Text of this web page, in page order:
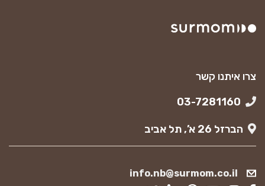
צרו איתנו קשר
הברזל 26 א’, תל אביב
info.nb@surmom.co.il